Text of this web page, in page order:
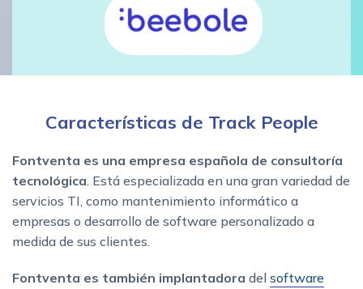
Características de Track People
Fontventa es una empresa española de consultoría
tecnológica. Está especializada en una gran variedad de
servicios TI, como mantenimiento informático a
empresas o desarrollo de software personalizado a
medida de sus clientes.
Fontventa es también implantadora del software